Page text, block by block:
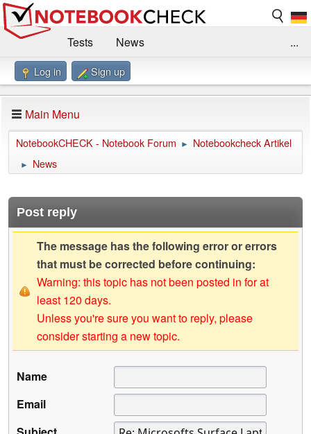
Tests
News
Benchmarks / Technik
Forum
Impressum
...
Log in Sign up
Main Menu
NotebookCHECK - Notebook Forum ► Notebookcheck Artikel
► News
Post reply
The message has the following error or errors
that must be corrected before continuing:
Warning: this topic has not been posted in for at
least 120 days.
Unless you're sure you want to reply, please
consider starting a new topic.
Name
Email